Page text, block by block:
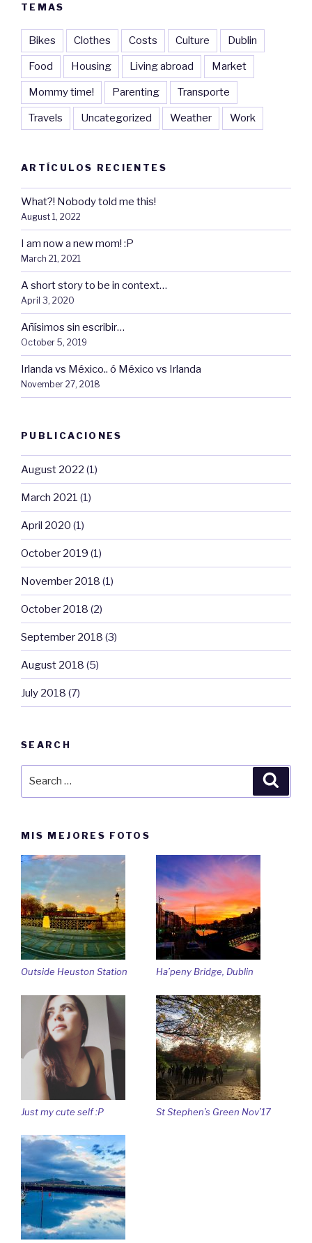
TEMAS
Bikes Clothes Costs Culture Dublin
Food Housing Living abroad Market
Mommy time! Parenting Transporte
Travels Uncategorized Weather Work
ARTÍCULOS RECIENTES
What?! Nobody told me this!
August 1, 2022
I am now a new mom! :P
March 21, 2021
A short story to be in context…
April 3, 2020
Añísimos sin escribir…
October 5, 2019
Irlanda vs México.. ó México vs Irlanda
November 27, 2018
PUBLICACIONES
August 2022 (1)
March 2021 (1)
April 2020 (1)
October 2019 (1)
November 2018 (1)
October 2018 (2)
September 2018 (3)
August 2018 (5)
July 2018 (7)
SEARCH
MIS MEJORES FOTOS
Outside Heuston Station Ha’peny Bridge, Dublin
Just my cute self :P St Stephen’s Green Nov’17